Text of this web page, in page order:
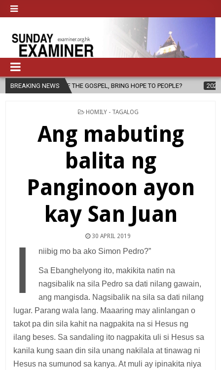
BREAKING NEWS
THE GOSPEL, BRING HOPE TO PEOPLE? 2026-08-06 FATHER
POSTED
HOMILY - TAGALOG
Ang mabuting
balita ng
Panginoon ayon
kay San Juan
30 APRIL 2019
I niibig mo ba ako Simon Pedro?”
Sa Ebanghelyong ito, makikita natin na
nagsibalik na sila Pedro sa dati nilang gawain,
ang mangisda. Nagsibalik na sila sa dati nilang
lugar. Parang wala lang. Maaaring may alinlangan o
takot pa din sila kahit na nagpakita na si Hesus ng
ilang beses. Sa sandaling ito nagpakita uli si Hesus sa
kanila kung saan din sila unang nakilala at tinawag ni
Hesus na sumunod sa kanya. At muli ay ipinakita niya